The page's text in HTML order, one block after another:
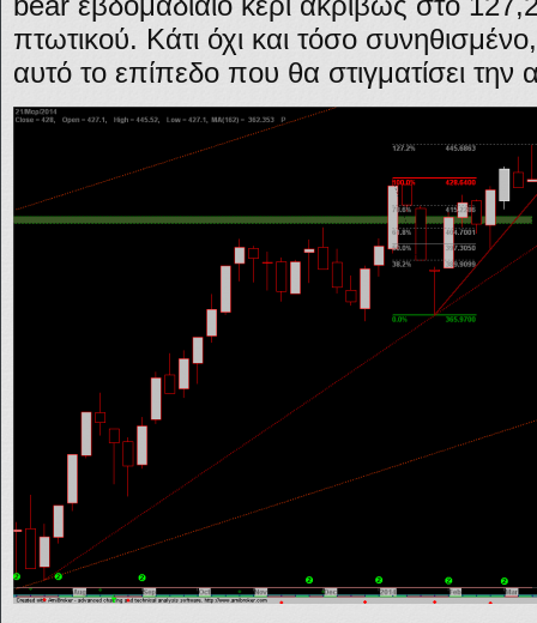
πτωτικού. Κάτι όχι και τόσο
αυτό το επίπεδο που θα στιγματίσει την